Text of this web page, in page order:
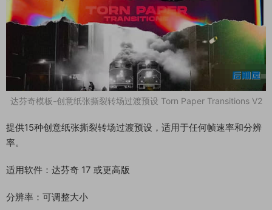
达芬奇模板-创意纸张撕裂转场过渡预设 Torn Paper Transitions V2
提供15种创意纸张撕裂转场过渡预设，适用于任何帧速率和分辨
率。
适用软件：达芬奇 17 或更高版
分辨率：可调整大小